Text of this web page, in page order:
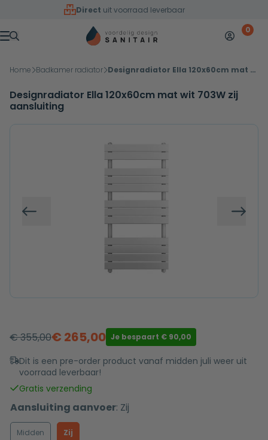
Overslaan naar inhoud
Direct uit voorraad leverbaar
Menu
Mijn 0
Home Badkamer radiator Designradiator Ella 120x60cm mat wit 703W zij aansluiting
Designradiator Ella 120x60cm mat wit 703W zij
aansluiting
Vorige
€355,00
Oorspronkelijke
prijs
was:
€ 355,00.
€ 265,00
Huidige
prijs
€ 265,00.
Je bespaart € 90,00
Dit is een pre-order product vanaf midden juli weer uit
voorraad leverbaar!
Gratis verzending
Aansluiting aanvoer: Zij
Midden Zij